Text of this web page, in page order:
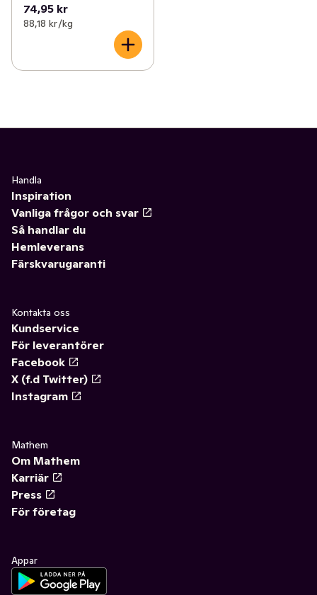
74,95 kr
88,18 kr /kg
Handla
Inspiration
Vanliga frågor och svar
Så handlar du
Hemleverans
Färskvarugaranti
Kontakta oss
Kundservice
För leverantörer
Facebook
X (f.d Twitter)
Instagram
Mathem
Om Mathem
Karriär
Press
För företag
Appar